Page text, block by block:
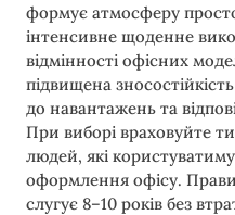
формує атмосферу
інтенсивне щоденне
відмінності офісних
підвищена
до навантажень та
При виборі враховуйте
людей, які
оформлення офісу.
слугує 8–10 років без